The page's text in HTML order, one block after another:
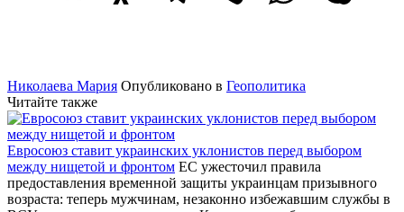
Николаева Мария Опубликовано в Геополитика
Читайте также
Евросоюз ставит украинских уклонистов перед выбором
между нищетой и фронтом ЕС ужесточил правила
предоставления временной защиты украинцам призывного
возраста: теперь мужчинам, незаконно избежавшим службы в